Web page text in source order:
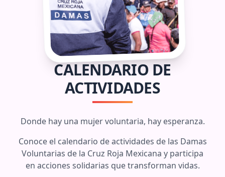
CALENDARIO DE
ACTIVIDADES
Donde hay una mujer voluntaria, hay esperanza.
Conoce el calendario de actividades de las Damas
Voluntarias de la Cruz Roja Mexicana y participa
en acciones solidarias que transforman vidas.